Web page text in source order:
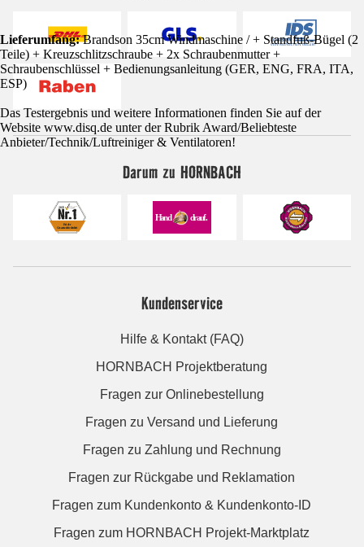
Lieferumfang:Brandson 35cm Windmaschine / + Standfuß-Bügel (2
Teile) + Kreuzschlitzschraube + 2x Schraubenmutter +
Schraubenschlüssel + Bedienungsanleitung (GER, ENG, FRA, ITA,
ESP)
Das Testergebnis und weitere Informationen finden Sie auf der
Website www.disq.de unter der Rubrik Award/Beliebteste
Anbieter/Technik/Luftreiniger & Ventilatoren!
Darum zu HORNBACH
Kundenservice
Hilfe & Kontakt (FAQ)
HORNBACH Projektberatung
Fragen zur Onlinebestellung
Fragen zu Versand und Lieferung
Fragen zu Zahlung und Rechnung
Fragen zur Rückgabe und Reklamation
Fragen zum Kundenkonto & Kundenkonto-ID
Fragen zum HORNBACH Projekt-Marktplatz